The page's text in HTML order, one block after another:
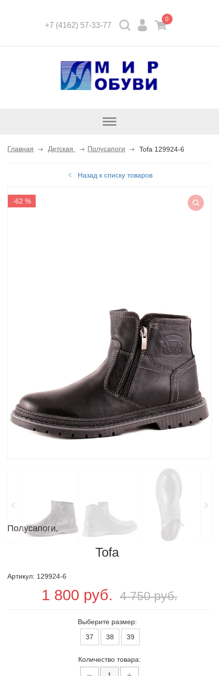
+7 (4162) 57-33-77
0
Открыть
Главная Детская Полусапоги Tofa 129924-6
Назад к списку товаров
Полусапоги,
Tofa
Артикул: 129924-6
1 800 руб. 4 750 руб.
Выберите размер:
37
38 39
Количество товара: